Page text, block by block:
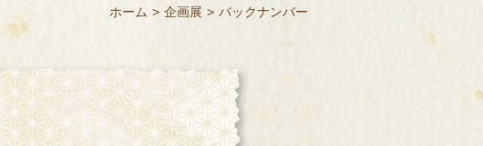
ホーム > 企画展 > バックナンバー